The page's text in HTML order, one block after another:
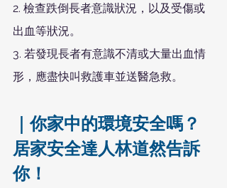
2. 檢查跌倒長者意識狀況，以及受傷或
出血等狀況。
3. 若發現長者有意識不清或大量出血情
形，應盡快叫救護車並送醫急救。
｜你家中的環境安全嗎？
居家安全達人林道然告訴
你！